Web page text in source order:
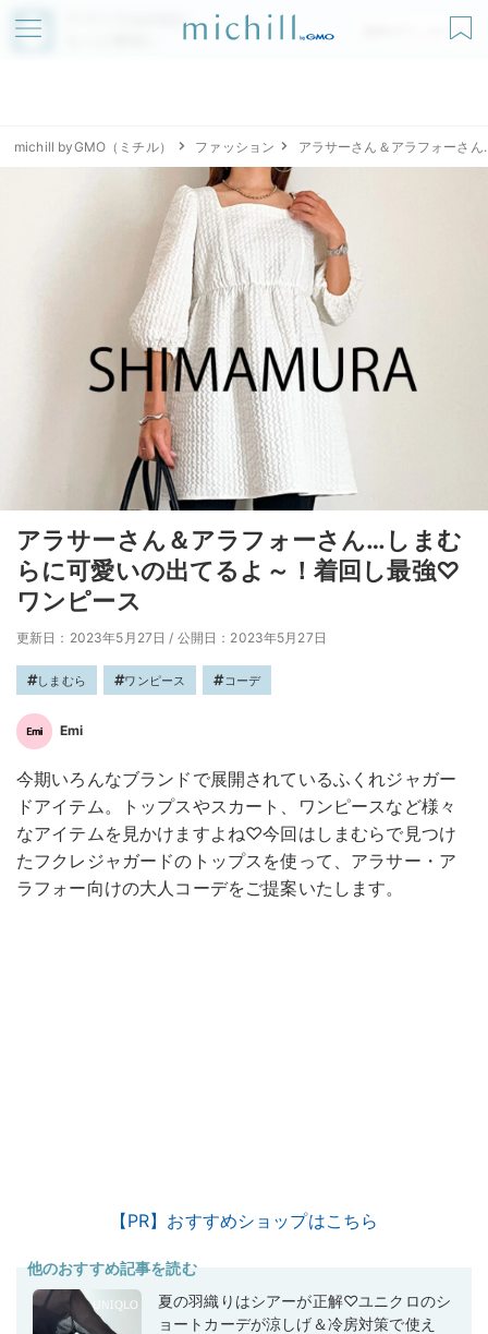
アプリでmichillが
無料ダウンロード
michill byGMO（ミチル） ファッション アラサーさん＆アラフォーさ
アラサーさん＆アラフォーさん…しまむ
らに可愛いの出てるよ～！着回し最強♡
ワンピース
更新日：2023年5月27日 / 公開日：2023年5月27日
しまむら ワンピース コーデ
Emi
今期いろんなブランドで展開されているふくれジャガー
ドアイテム。トップスやスカート、ワンピースなど様々
なアイテムを見かけますよね♡今回はしまむらで見つけ
たフクレジャガードのトップスを使って、アラサー・ア
ラフォー向けの大人コーデをご提案いたします。
【PR】おすすめショップはこちら
他のおすすめ記事を読む
夏の羽織りはシアーが正解♡ユニクロのシ
ョートカーデが涼しげ＆冷房対策で使え